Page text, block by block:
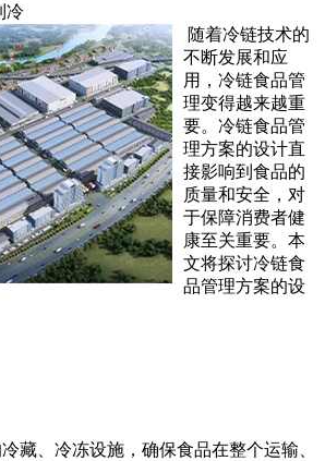
冷
随着冷链技术的
不断发展和应
用，冷链食品管
理变得越来越重
要。冷链食品管
理方案的设计直
接影响到食品的
质量和安全，对
于保障消费者健
康至关重要。本
文将探讨冷链食
品管理方案的设
藏、冷冻设施，确保食品在整个运输、